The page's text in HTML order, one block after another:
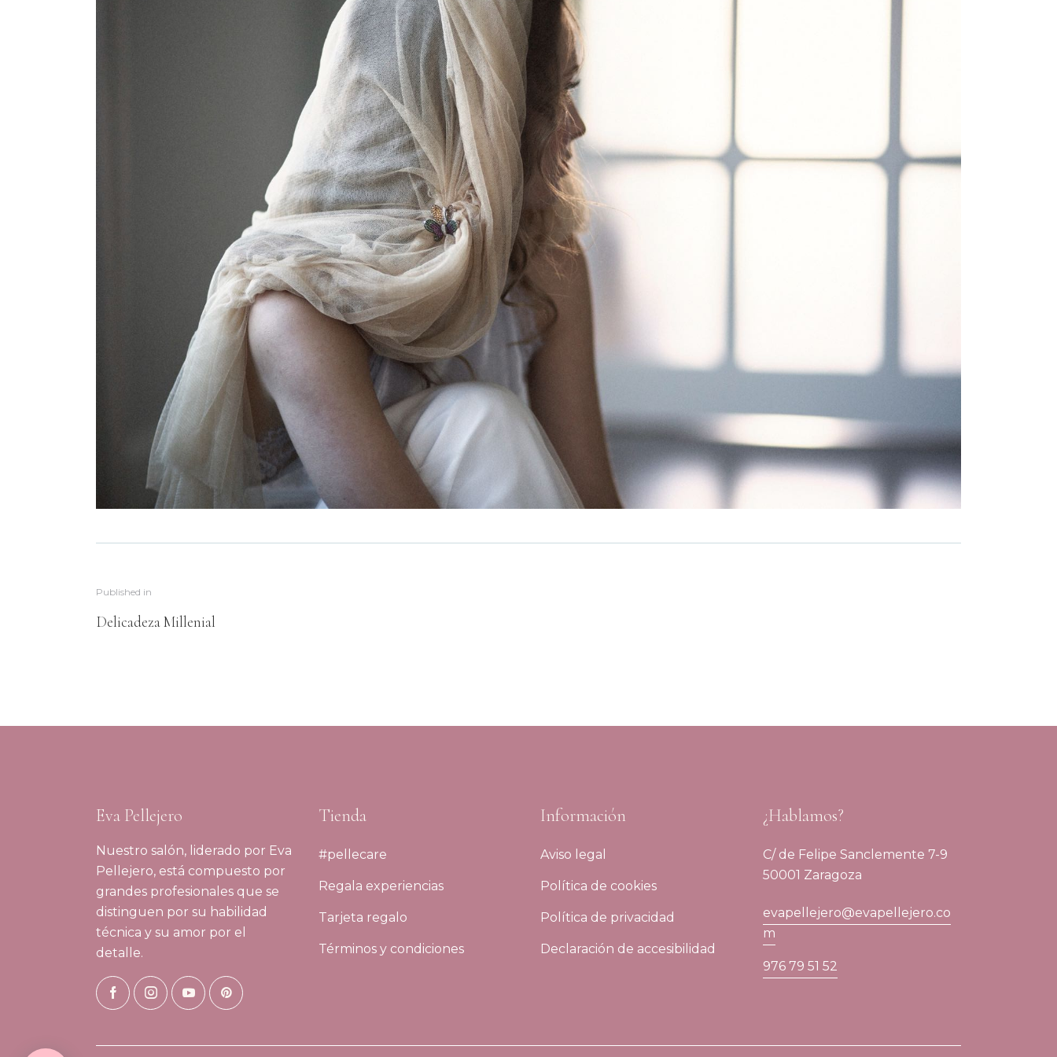
Published in
Delicadeza Millenial
Eva Pellejero
Nuestro salón, liderado por Eva
Pellejero, está compuesto por
grandes profesionales que se
distinguen por su habilidad
técnica y su amor por el
detalle.
Tienda
#pellecare
Regala experiencias
Tarjeta regalo
Términos y condiciones
Información
Aviso legal
Política de cookies
Política de privacidad
Declaración de accesibilidad
¿Hablamos?
C/ de Felipe Sanclemente 7-9
50001 Zaragoza
evapellejero@evapellejero.co
m
976 79 51 52